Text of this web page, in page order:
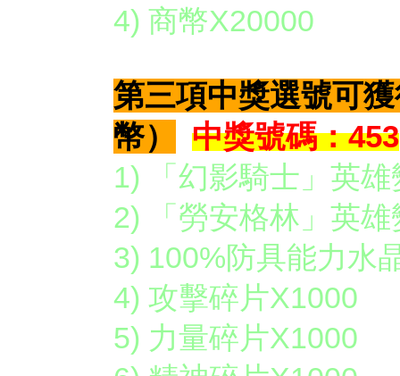
4) 商幣X20000
第三項中獎選號可
幣）
中獎號碼：453
1) 「幻影騎士」英
2) 「勞安格林」英
3) 100%防具能力水
4) 攻擊碎片X1000
5) 力量碎片X1000